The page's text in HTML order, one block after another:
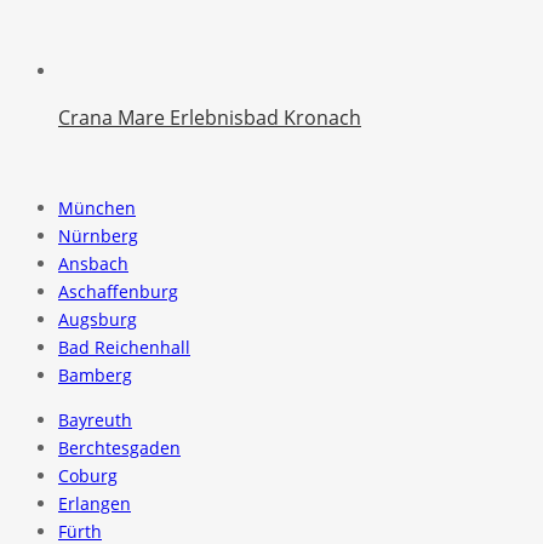
Crana Mare Erlebnisbad Kronach
München
Nürnberg
Ansbach
Aschaffenburg
Augsburg
Bad Reichenhall
Bamberg
Bayreuth
Berchtesgaden
Coburg
Erlangen
Fürth